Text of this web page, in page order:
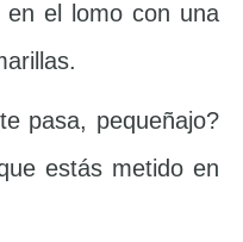
el lomo con una
pasa, pequeñajo?
estás metido en